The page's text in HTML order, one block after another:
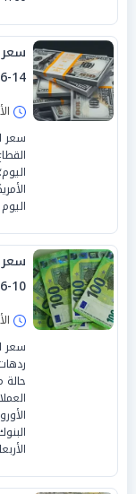
سعر
14-6-2026
الأحد
سعر
اليوم
سعر
10-6-2026
سعر
الأربعاء 10-